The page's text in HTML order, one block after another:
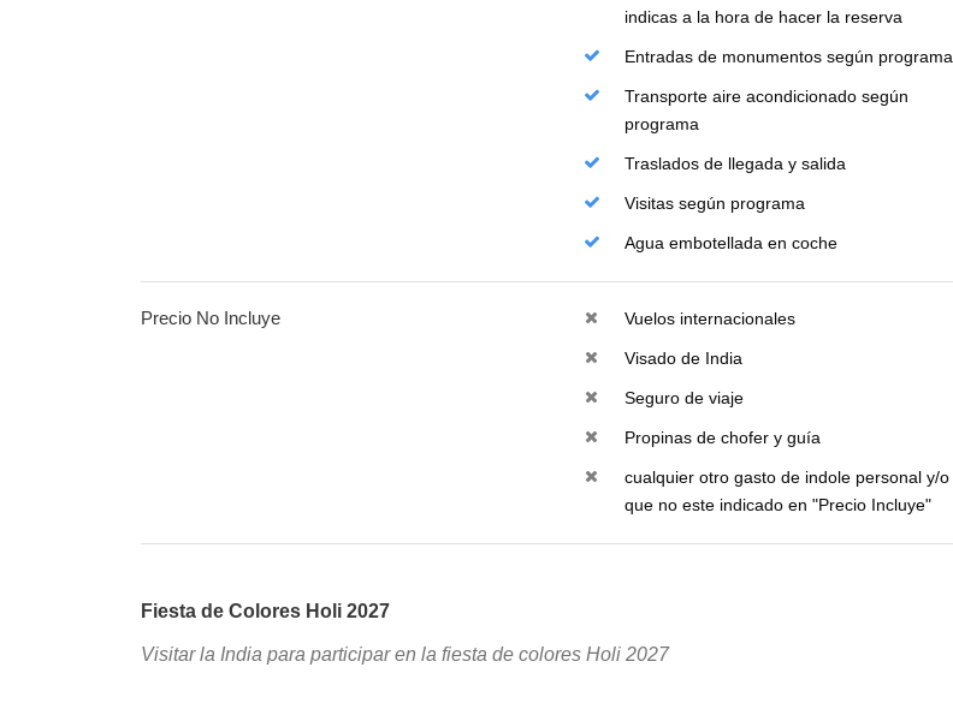
indicas a la hora de hacer la reserva
Entradas de monumentos según programa
Transporte aire acondicionado según
programa
Traslados de llegada y salida
Visitas según programa
Agua embotellada en coche
Precio No Incluye Vuelos internacionales
Visado de India
Seguro de viaje
Propinas de chofer y guía
cualquier otro gasto de indole personal y/o
que no este indicado en "Precio Incluye"
Fiesta de Colores Holi 2027
Visitar la India para participar en la fiesta de colores Holi 2027